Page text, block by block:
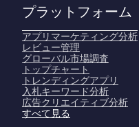
プラットフォーム
アプリマーケティング分析
レビュー管理
グローバル市場調査
トップチャート
トレンディングアプリ
入札キーワード分析
広告クリエイティブ分析
すべて見る